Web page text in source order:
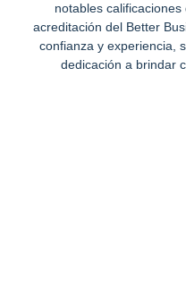
notables
acreditación del Better
confianza y experiencia,
dedicación a brindar